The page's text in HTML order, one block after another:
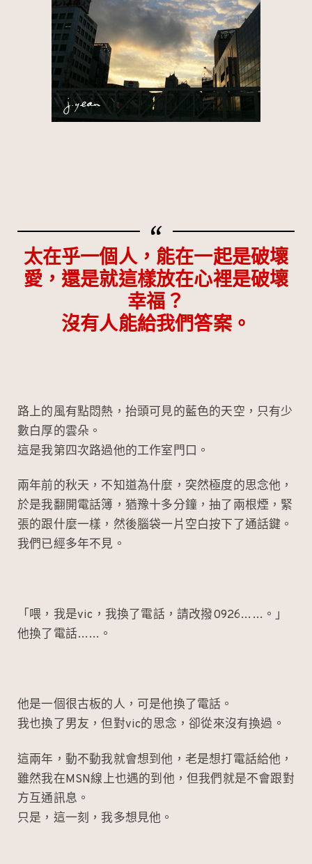
太在乎一個人，能在一起是破壞
愛，還是就這樣放在心裡是破壞
幸福？
沒有人能給我們答案。
路上的風有點悶熱，抬頭可見的藍色的天空，只有少
數白厚的雲朵。
這是我第四次路過他的工作室門口。
兩年前的秋天，不知道為什麼，突然極度的思念他，
於是我翻開電話簿，猶豫十多分鐘，抽了兩根煙，緊
張的跟什麼一樣，然後腦袋一片空白按下了通話鍵。
我們已經多年不見。
「喂，我是vic，我換了電話，請改撥0926……。」
他換了電話……。
他是一個很古板的人，可是他換了電話。
我也換了男友，但對vic的思念，卻從來沒有換過。
這兩年，動不動我就會想到他，老是想打電話給他，
雖然我在MSN線上也遇的到他，但我們就是不會跟對
方互通訊息。
只是，這一刻，我多想見他。